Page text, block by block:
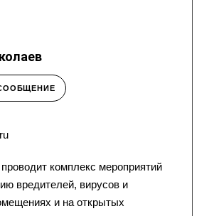
комплекс мероприятий
вредителей, вирусов и
и на открытых